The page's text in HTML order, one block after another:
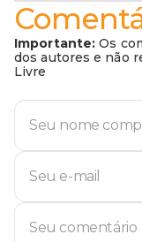
Importante: Os
dos autores e não
Livre